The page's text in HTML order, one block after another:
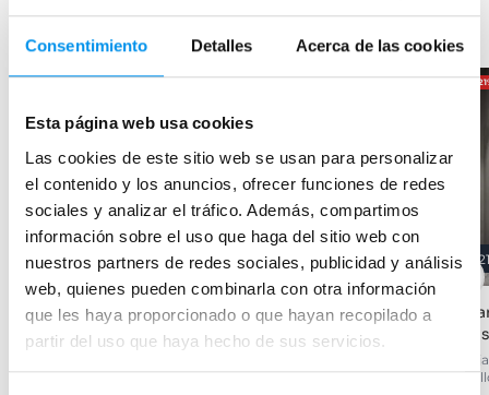
Consentimiento Detalles Acerca de las cookies
Esta página web usa cookies
Las cookies de este sitio web se usan para personalizar
el contenido y los anuncios, ofrecer funciones de redes
sociales y analizar el tráfico. Además, compartimos
información sobre el uso que haga del sitio web con
nuestros partners de redes sociales, publicidad y análisis
web, quienes pueden combinarla con otra información
que les haya proporcionado o que hayan recopilado a
partir del uso que haya hecho de sus servicios.
Productos relacionados
32%
Mampara de ducha Emma
Frontal (1 fijo + 1 corredera) con
vidrio templado de 6 mm y
tratamiento antical
28%
Mampara de ducha fija
Minimal
tratamiento antical incluido
-
1